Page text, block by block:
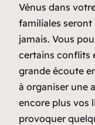
Vénus dans
familiales
jamais. Vous
certains conflits
grande écoute
à organiser une
encore plus vos
provoquer